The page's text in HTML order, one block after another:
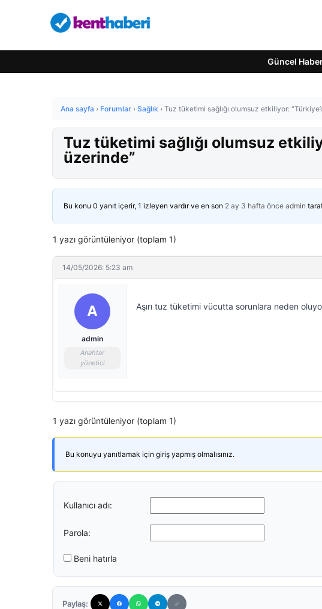
Güncel
Ana sayfa › Forumlar › Sağlık › Tuz tüketimi sağlığı olumsuz etkiliyor:
Tuz tüketimi sağlığı olumsuz
üzerinde”
Bu konu 0 yanıt içerir, 1 izleyen vardır ve en son 2 ay 3 hafta önce admin
1 yazı görüntüleniyor (toplam 1)
14/05/2026: 5:23 am
A
admin
Anahtar
yönetici
Aşırı tuz tüketimi vücutta sorunlara neden
1 yazı görüntüleniyor (toplam 1)
Bu konuyu yanıtlamak için giriş yapmış olmalısınız.
Kullanıcı adı:
Parola:
Beni hatırla
Paylaş: